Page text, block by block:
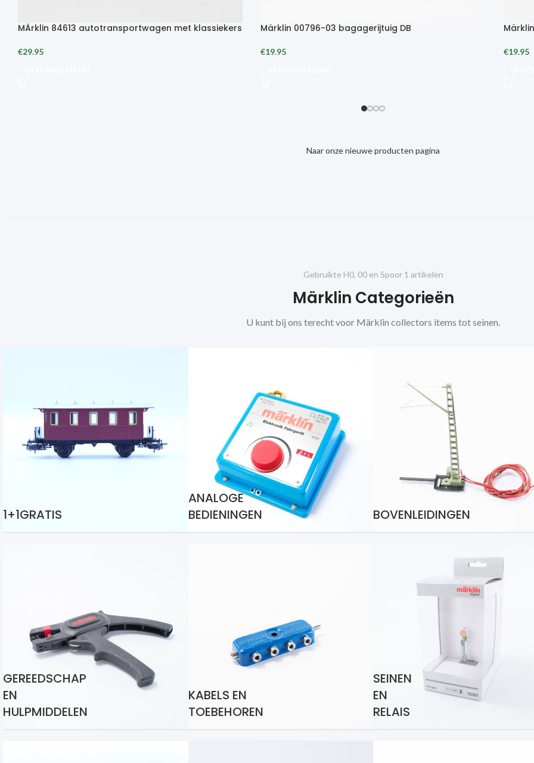
MÄrklin 84613 autotransportwagen met klassiekers
€29.95
Märklin 00796-03 bagagerijtuig DB
€19.95 €19.95
Naar onze nieuwe producten pagina
Gebruikte H0, 00 en Spoor 1 artikelen
Märklin Categorieën
U kunt bij ons terecht voor Märklin collectors items tot seinen.
1+1GRATIS
ANALOGE
BEDIENINGEN
BOVENLEIDINGEN
GEREEDSCHAP
EN
HULPMIDDELEN
KABELS EN
TOEBEHOREN
SEINEN
EN
RELAIS